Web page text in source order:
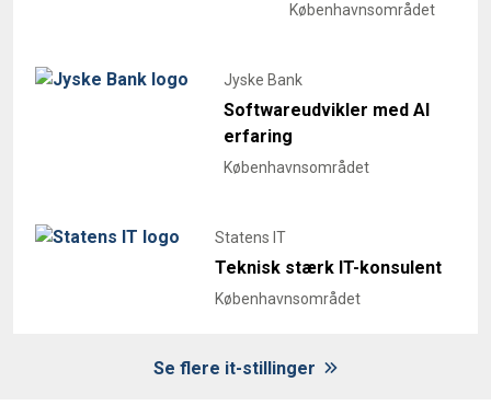
Københavnsområdet
Jyske Bank
Softwareudvikler med AI
erfaring
Københavnsområdet
Statens IT
Teknisk stærk IT-konsulent
Københavnsområdet
Se flere it-stillinger